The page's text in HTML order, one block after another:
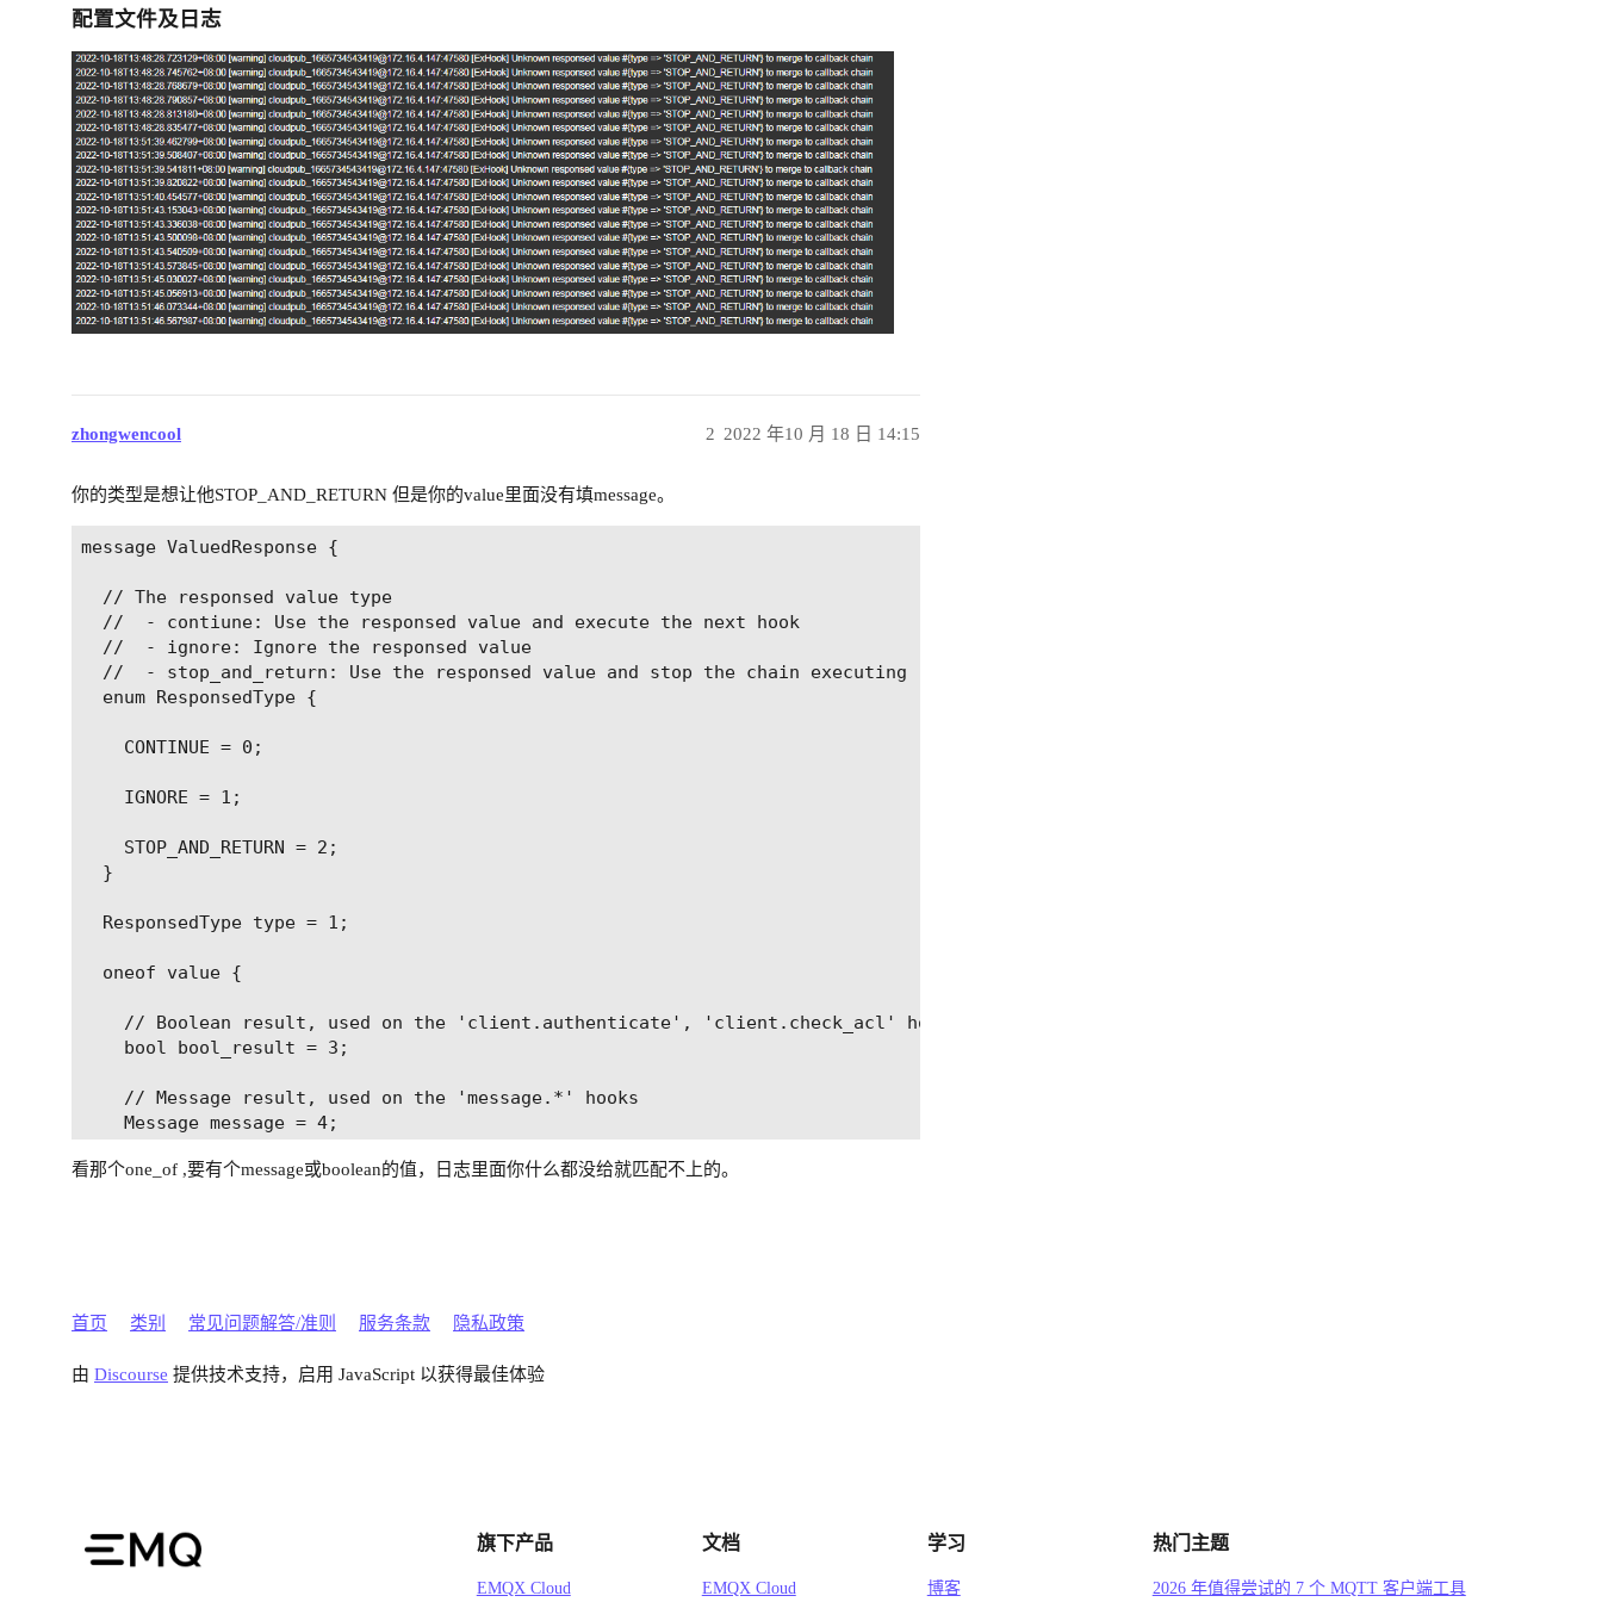
配置文件及日志
zhongwencool 2022 年10 月 18 日 14:15
2
你的类型是想让他STOP_AND_RETURN 但是你的value里面没有填message。
message ValuedResponse {
  // The responsed value type
  //  - contiune: Use the responsed value and execute the next hook
  //  - ignore: Ignore the responsed value
  //  - stop_and_return: Use the responsed value and stop the chain executing
  enum ResponsedType {
    CONTINUE = 0;
    IGNORE = 1;
    STOP_AND_RETURN = 2;
  }
  ResponsedType type = 1;
  oneof value {
    // Boolean result, used on the 'client.authenticate', 'client.check_acl' hooks
    bool bool_result = 3;
    // Message result, used on the 'message.*' hooks
    Message message = 4;
}
看那个one_of ,要有个message或boolean的值，日志里面你什么都没给就匹配不上的。
首页 类别 常见问题解答/准则 服务条款 隐私政策
由 Discourse 提供技术支持，启用 JavaScript 以获得最佳体验
旗下产品
EMQX Cloud
文档
EMQX Cloud
学习
博客
热门主题
2026 年值得尝试的 7 个 MQTT 客户端工具